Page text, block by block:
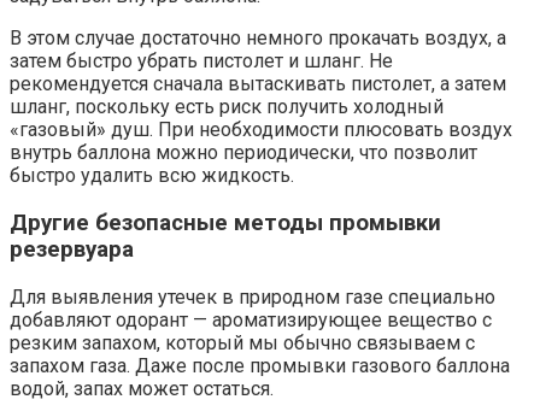
В этом случае достаточно немного прокачать воздух, а
затем быстро убрать пистолет и шланг. Не
рекомендуется сначала вытаскивать пистолет, а затем
шланг, поскольку есть риск получить холодный
«газовый» душ. При необходимости плюсовать воздух
внутрь баллона можно периодически, что позволит
быстро удалить всю жидкость.
Другие безопасные методы промывки
резервуара
Для выявления утечек в природном газе специально
добавляют одорант — ароматизирующее вещество с
резким запахом, который мы обычно связываем с
запахом газа. Даже после промывки газового баллона
водой, запах может остаться.